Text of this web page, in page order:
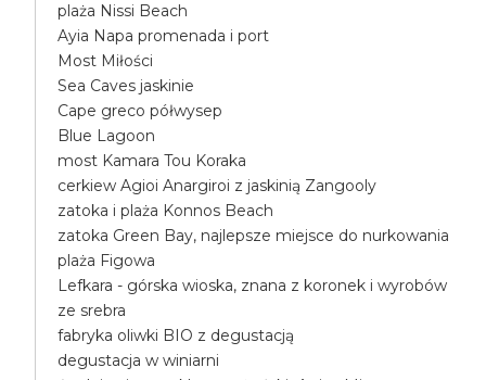
plaża Nissi Beach
Ayia Napa promenada i port
Most Miłości
Sea Caves jaskinie
Cape greco półwysep
Blue Lagoon
most Kamara Tou Koraka
cerkiew Agioi Anargiroi z jaskinią Zangooly
zatoka i plaża Konnos Beach
zatoka Green Bay, najlepsze miejsce do nurkowania
plaża Figowa
Lefkara - górska wioska, znana z koronek i wyrobów
ze srebra
fabryka oliwki BIO z degustacją
degustacja w winiarni